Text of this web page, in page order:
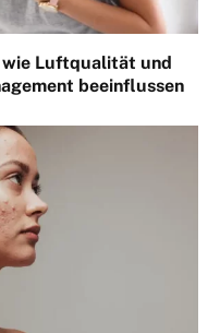
Luftqualität und
beeinflussen